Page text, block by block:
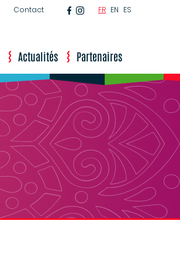
Actualités Partenaires
Contact Facebook
Instagram
FR EN ES